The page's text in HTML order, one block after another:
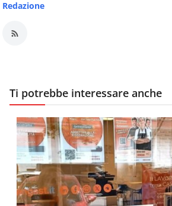
Redazione
Ti potrebbe interessare anche